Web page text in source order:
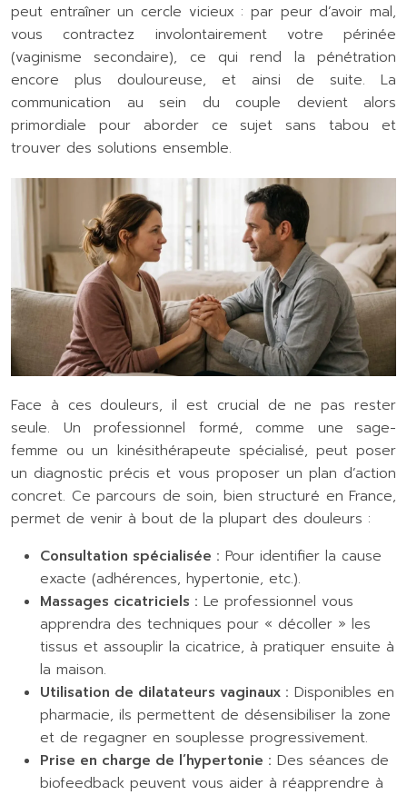
peut entraîner un cercle vicieux : par peur d’avoir mal,
vous contractez involontairement votre périnée
(vaginisme secondaire), ce qui rend la pénétration
encore plus douloureuse, et ainsi de suite. La
communication au sein du couple devient alors
primordiale pour aborder ce sujet sans tabou et
trouver des solutions ensemble.
Face à ces douleurs, il est crucial de ne pas rester
seule. Un professionnel formé, comme une sage-
femme ou un kinésithérapeute spécialisé, peut poser
un diagnostic précis et vous proposer un plan d’action
concret. Ce parcours de soin, bien structuré en France,
permet de venir à bout de la plupart des douleurs :
Consultation spécialisée : Pour identifier la cause
exacte (adhérences, hypertonie, etc.).
Massages cicatriciels : Le professionnel vous
apprendra des techniques pour « décoller » les
tissus et assouplir la cicatrice, à pratiquer ensuite à
la maison.
Utilisation de dilatateurs vaginaux : Disponibles en
pharmacie, ils permettent de désensibiliser la zone
et de regagner en souplesse progressivement.
Prise en charge de l’hypertonie : Des séances de
biofeedback peuvent vous aider à réapprendre à